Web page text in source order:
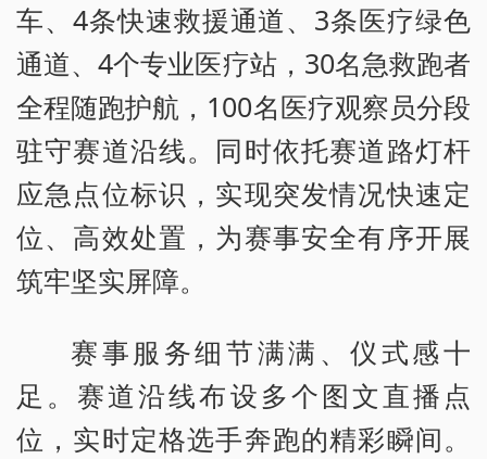
车、4条快速救援通道、3条医疗绿色
通道、4个专业医疗站，30名急救跑者
全程随跑护航，100名医疗观察员分段
驻守赛道沿线。同时依托赛道路灯杆
应急点位标识，实现突发情况快速定
位、高效处置，为赛事安全有序开展
筑牢坚实屏障。
赛事服务细节满满、仪式感十
足。赛道沿线布设多个图文直播点
位，实时定格选手奔跑的精彩瞬间。